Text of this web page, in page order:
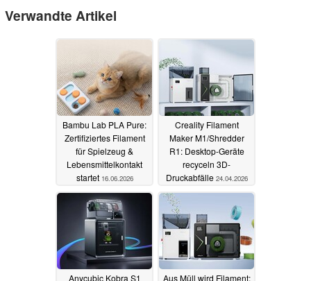
Verwandte Artikel
Bambu Lab PLA Pure:
Zertifiziertes Filament
für Spielzeug &
Lebensmittelkontakt
startet 16.06.2026
Creality Filament
Maker M1/Shredder
R1: Desktop-Geräte
recyceln 3D-
Druckabfälle 24.04.2026
Anycubic Kobra S1
Aus Müll wird Filament: